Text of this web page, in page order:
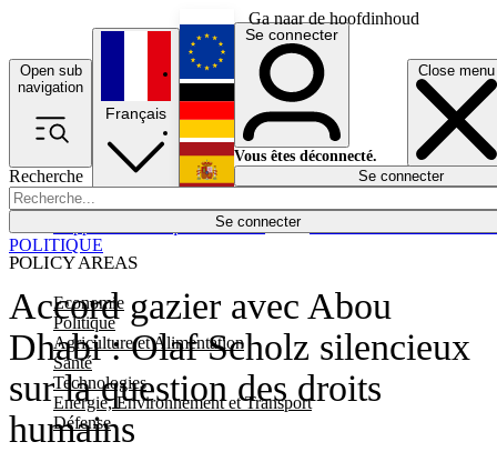
Ga naar de hoofdinhoud
Open sub
navigation
Close menu
Recherche
Se connecter
POLICY AREAS
Economie
Politique
Agriculture et Alimentation
Santé
Technologies
Energie, Environnement et Transport
Défense
Économie
Français
English
Deutsch
Español
Se connecter
Vous êtes déconnecté.
Se connecter
Accord gazier avec Abou
Dhabi : Olaf Scholz silencieux
sur la question des droits
humains
POLITIQUE